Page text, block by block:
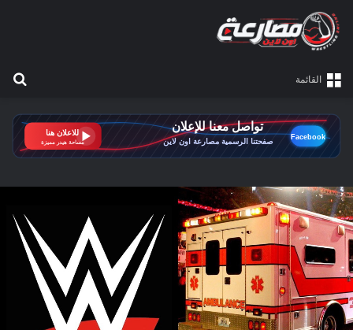
القائمة